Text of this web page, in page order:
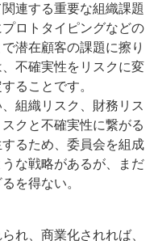
連する重要な組織課題
ロトタイピングなどの
潜在顧客の課題に擦り
不確実性をリスクに変
ることです。
組織リスク、財務リス
クと不確実性に繋がる
るため、委員会を組成
な戦略があるが、まだ
を得ない。
れ、商業化されれば、